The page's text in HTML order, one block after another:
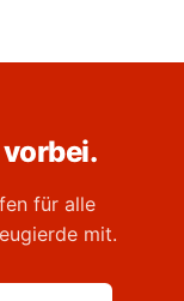
für alle
mit.